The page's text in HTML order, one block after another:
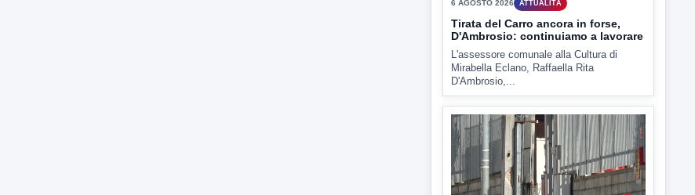
Tirata del Carro ancora in forse,
D'Ambrosio: continuiamo a lavorare
L'assessore comunale alla Cultura di
Mirabella Eclano, Raffaella Rita
D'Ambrosio,...